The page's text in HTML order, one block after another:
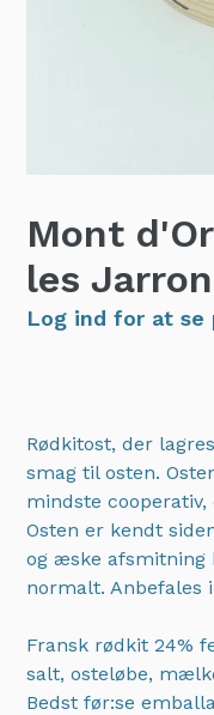
Mont
les
Log ind for at se
Rødkitost, der
smag til osten.
mindste
Osten er kendt
og æske afsmitning
normalt. Anbefales
Fransk rødkit 24%
salt, osteløbe,
Bedst før:se